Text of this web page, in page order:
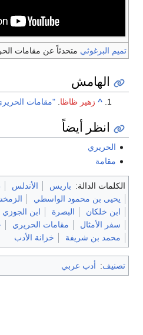
تميم البرغوثي متحدثاً عن مقامات
الهامش
^ زهير ظاظا "مقامات
انظر أيضاً
الحريري
مقامة
الكلمات الدالة: باريس الأندلس
يحيى بن محمود الواسطي
ابن خلكان
البصرة ابن الجوزي
سفر الأمثال
مقامات الحريري
محمد بن شريفة
خزانة الأدب
تصنيف: أدب عربي